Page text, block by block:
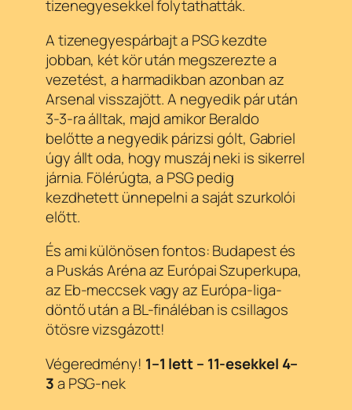
tizenegyesekkel folytathatták.
A tizenegyespárbajt a PSG kezdte
jobban, két kör után megszerezte a
vezetést, a harmadikban azonban az
Arsenal visszajött. A negyedik pár után
3-3-ra álltak, majd amikor Beraldo
belőtte a negyedik párizsi gólt, Gabriel
úgy állt oda, hogy muszáj neki is sikerrel
járnia. Fölérúgta, a PSG pedig
kezdhetett ünnepelni a saját szurkolói
előtt.
És ami különösen fontos: Budapest és
a Puskás Aréna az Európai Szuperkupa,
az Eb-meccsek vagy az Európa-liga-
döntő után a BL-fináléban is csillagos
ötösre vizsgázott!
Végeredmény! 1–1 lett – 11-esekkel 4–
3a PSG-nek